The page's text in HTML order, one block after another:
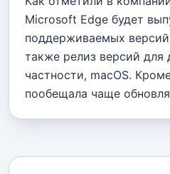
Microsoft Edge будет
поддерживаемых
также релиз версий для
частности, macOS.
пообещала чаще